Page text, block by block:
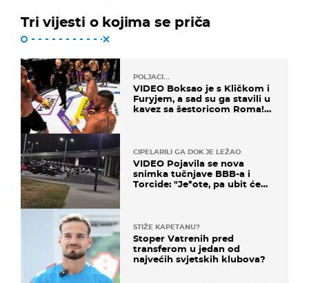
Tri vijesti o kojima se priča
POLJACI...
VIDEO Boksao je s Kličkom i
Furyjem, a sad su ga stavili u
kavez sa šestoricom Roma!
CIPELARILI GA DOK JE LEŽAO
VIDEO Pojavila se nova
snimka tučnjave BBB-a i
Torcide: "Je*ote, pa ubit će
STIŽE KAPETANU?
Stoper Vatrenih pred
transferom u jedan od
najvećih svjetskih klubova?